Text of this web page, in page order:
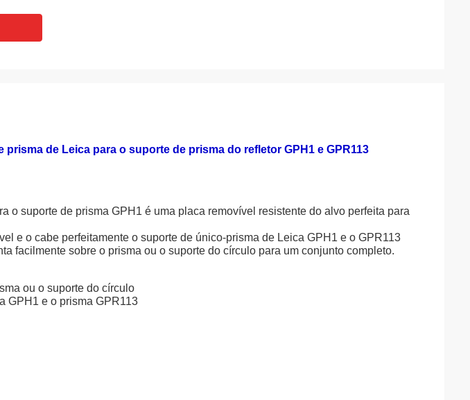
prisma de Leica para o suporte de prisma do refletor GPH1 e GPR113
o suporte de prisma GPH1 é uma placa removível resistente do alvo perfeita para
e o cabe perfeitamente o suporte de único-prisma de Leica GPH1 e o GPR113
facilmente sobre o prisma ou o suporte do círculo para um conjunto completo.
ou o suporte do círculo
GPH1 e o prisma GPR113